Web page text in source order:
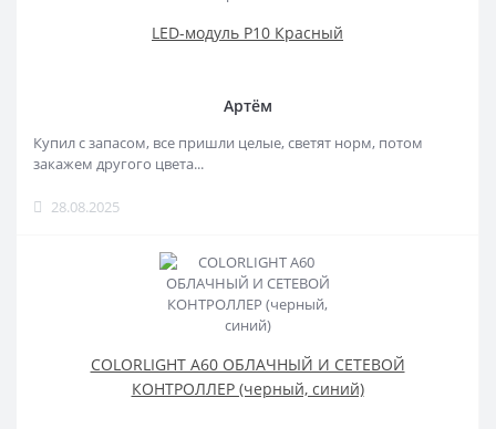
LED-модуль P10 Красный
Артём
Купил с запасом, все пришли целые, светят норм, потом
закажем другого цвета...
28.08.2025
COLORLIGHT A60 ОБЛАЧНЫЙ И СЕТЕВОЙ
КОНТРОЛЛЕР (черный, синий)